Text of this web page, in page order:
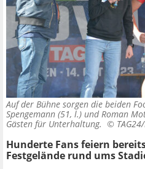
Auf der Bühne sorgen die beiden
Spengemann (51, l.) und Roman
Gästen für Unterhaltung. ©
Hunderte Fans feiern
Festgelände rund ums